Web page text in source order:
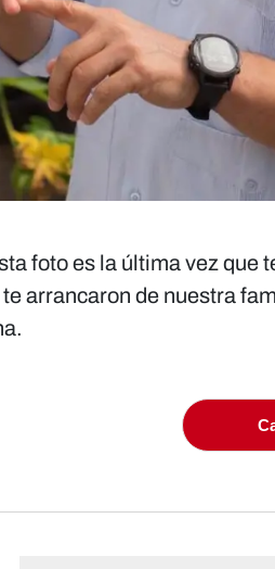
foto es la última vez que
arrancaron de nuestra